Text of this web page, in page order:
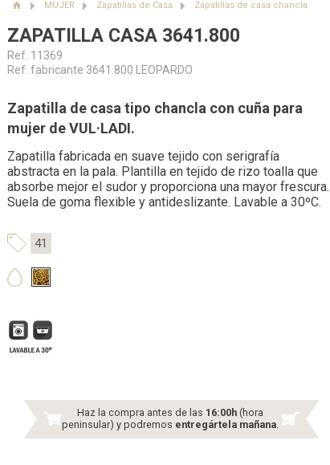
MUJER Zapatillas de Casa Zapatillas de casa chancla
ZAPATILLA CASA 3641.800
Ref. 11369
Ref. fabricante 3641.800 LEOPARDO
Zapatilla de casa tipo chancla con cuña para
mujer de VUL·LADI.
Zapatilla fabricada en suave tejido con serigrafía
abstracta en la pala. Plantilla en tejido de rizo toalla que
absorbe mejor el sudor y proporciona una mayor frescura.
Suela de goma flexible y antideslizante. Lavable a 30ºC.
41
Haz la compra antes de las 16:00h (hora
peninsular) y podremos entregártela mañana.